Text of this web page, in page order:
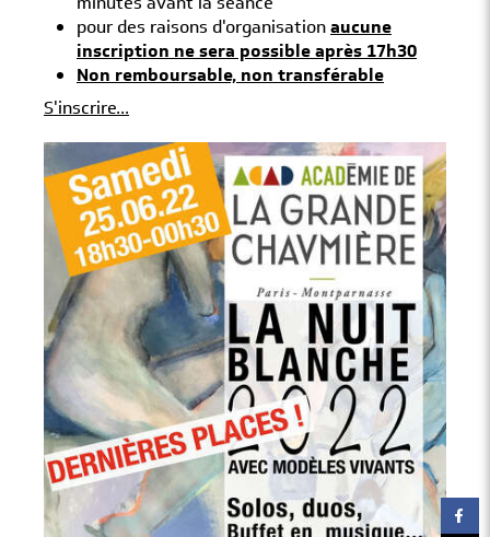
pour des raisons d'organisationaucune
inscription ne sera possible après 17h30
Non remboursable, non transférable
S'inscrire...